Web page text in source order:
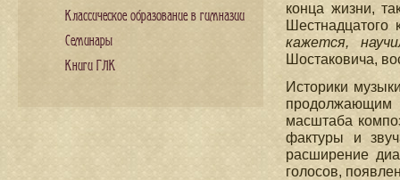
конца жизни,
Шестнадцатого
кажется,
Шостаковича,
Историки
продолжающим
масштаба
фактуры и
расширение
голосов,
Классическое образование в гимназии
Семинары
Книги ГЛК